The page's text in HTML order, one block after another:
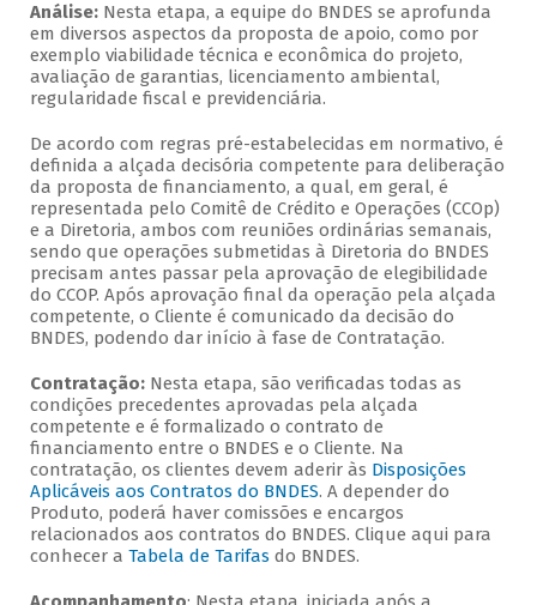
Análise:Nesta etapa, a equipe do BNDES se aprofunda
em diversos aspectos da proposta de apoio, como por
exemplo viabilidade técnica e econômica do projeto,
avaliação de garantias, licenciamento ambiental,
regularidade fiscal e previdenciária.
De acordo com regras pré-estabelecidas em normativo, é
definida a alçada decisória competente para deliberação
da proposta de financiamento, a qual, em geral, é
representada pelo Comitê de Crédito e Operações (CCOp)
e a Diretoria, ambos com reuniões ordinárias semanais,
sendo que operações submetidas à Diretoria do BNDES
precisam antes passar pela aprovação de elegibilidade
do CCOP. Após aprovação final da operação pela alçada
competente, o Cliente é comunicado da decisão do
BNDES, podendo dar início à fase de Contratação.
Contratação: Nesta etapa, são verificadas todas as
condições precedentes aprovadas pela alçada
competente e é formalizado o contrato de
financiamento entre o BNDES e o Cliente. Na
contratação, os clientes devem aderir às Disposições
Aplicáveis aos Contratos do BNDES. A depender do
Produto, poderá haver comissões e encargos
relacionados aos contratos do BNDES. Clique aqui para
conhecer a Tabela de Tarifas do BNDES.